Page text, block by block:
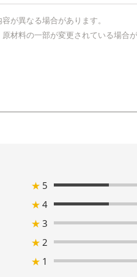
が異なる場合があります。
材料の一部が変更されている場合が
★ 5
★ 4
★ 3
★ 2
★ 1